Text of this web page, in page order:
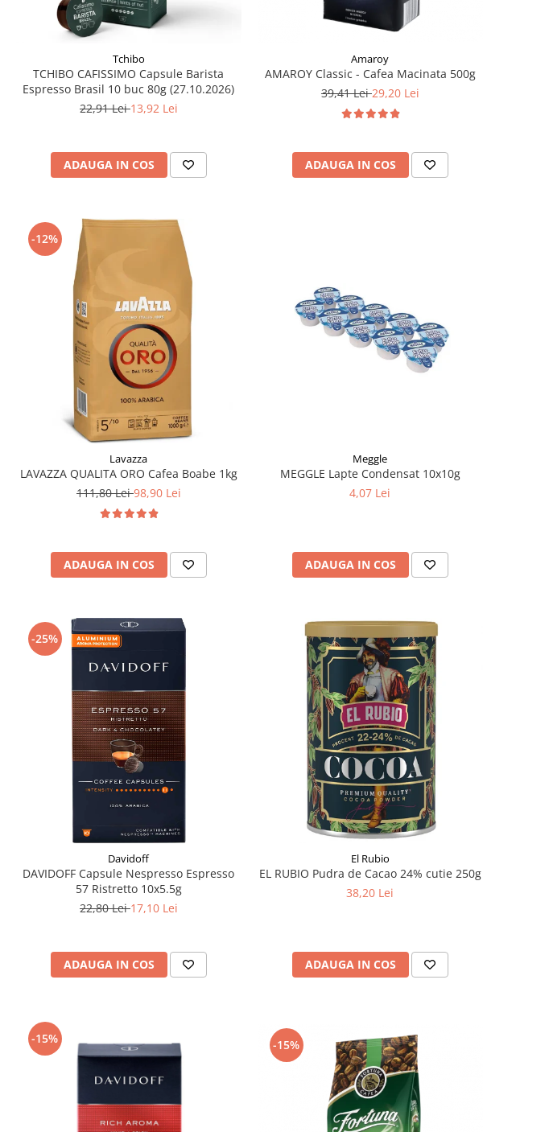
Tchibo
TCHIBO CAFISSIMO Capsule Barista
Espresso Brasil 10 buc 80g (27.10.2026)
22,91 Lei13,92 Lei
ADAUGA IN COS
Amaroy
AMAROY Classic - Cafea Macinata 500g
39,41 Lei29,20 Lei
ADAUGA IN COS
-12%
Lavazza
LAVAZZA QUALITA ORO Cafea Boabe 1kg
111,80 Lei98,90 Lei
ADAUGA IN COS
Meggle
MEGGLE Lapte Condensat 10x10g
4,07 Lei
ADAUGA IN COS
-25%
Davidoff
DAVIDOFF Capsule Nespresso Espresso
57 Ristretto 10x5.5g
22,80 Lei17,10 Lei
ADAUGA IN COS
El Rubio
EL RUBIO Pudra de Cacao 24% cutie 250g
38,20 Lei
ADAUGA IN COS
-15% -15%